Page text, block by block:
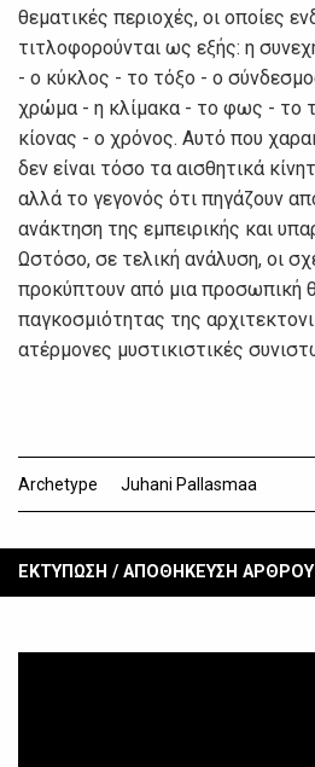
θεματικές περιοχές, οι οποίες
τιτλοφορούνται ως εξής: η
- ο κύκλος - το τόξο - ο
χρώμα - η κλίμακα - το φως - το
κίονας - ο χρόνος. Αυτό που
δεν είναι τόσο τα αισθητικά
αλλά το γεγονός ότι πηγάζουν
ανάκτηση της εμπειρικής και
Ωστόσο, σε τελική ανάλυση, οι
προκύπτουν από μια προσωπική
παγκοσμιότητας της
ατέρμονες μυστικιστικές
Archetype Juhani Pallasmaa
ΕΚΤΥΠΩΣΗ / ΑΠΟΘΗΚΕΥΣΗ ΑΡΘΡΟΥ